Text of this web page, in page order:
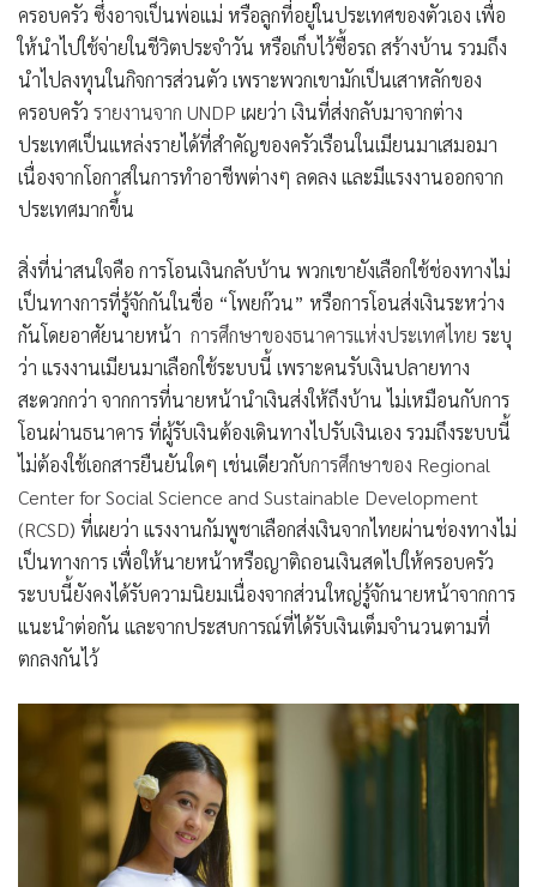
ครอบครัว ซึ่งอาจเป็นพ่อแม่ หรือลูกที่อยู่ในประเทศของตัวเอง เพื่อ
ให้นำไปใช้จ่ายในชีวิตประจำวัน หรือเก็บไว้ซื้อรถ สร้างบ้าน รวมถึง
นำไปลงทุนในกิจการส่วนตัว เพราะพวกเขามักเป็นเสาหลักของ
ครอบครัว รายงานจาก UNDP เผยว่า เงินที่ส่งกลับมาจากต่าง
ประเทศเป็นแหล่งรายได้ที่สำคัญของครัวเรือนในเมียนมาเสมอมา
เนื่องจากโอกาสในการทำอาชีพต่างๆ ลดลง และมีแรงงานออกจาก
ประเทศมากขึ้น
สิ่งที่น่าสนใจคือ การโอนเงินกลับบ้าน พวกเขายังเลือกใช้ช่องทางไม่
เป็นทางการที่รู้จักกันในชื่อ “โพยก๊วน” หรือการโอนส่งเงินระหว่าง
กันโดยอาศัยนายหน้า การศึกษาของธนาคารแห่งประเทศไทย ระบุ
ว่า แรงงานเมียนมาเลือกใช้ระบบนี้ เพราะคนรับเงินปลายทาง
สะดวกกว่า จากการที่นายหน้านำเงินส่งให้ถึงบ้าน ไม่เหมือนกับการ
โอนผ่านธนาคาร ที่ผู้รับเงินต้องเดินทางไปรับเงินเอง รวมถึงระบบนี้
ไม่ต้องใช้เอกสารยืนยันใดๆ เช่นเดียวกับการศึกษาของ Regional
Center for Social Science and Sustainable Development
(RCSD) ที่เผยว่า แรงงานกัมพูชาเลือกส่งเงินจากไทยผ่านช่องทางไม่
เป็นทางการ เพื่อให้นายหน้าหรือญาติถอนเงินสดไปให้ครอบครัว
ระบบนี้ยังคงได้รับความนิยมเนื่องจากส่วนใหญ่รู้จักนายหน้าจากการ
แนะนำต่อกัน และจากประสบการณ์ที่ได้รับเงินเต็มจำนวนตามที่
ตกลงกันไว้